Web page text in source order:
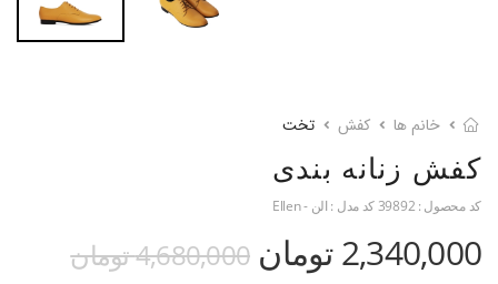
خانم ها کفش تخت
کفش زنانه بندی
کد محصول : 39892کد مدل : الن - Ellen
2,340,000 تومان 4,680,000 تومان